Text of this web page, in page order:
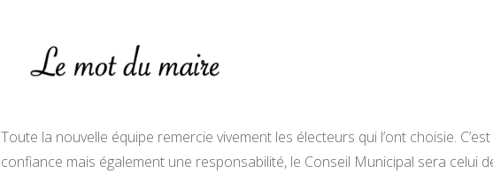
Toute la nouvelle équipe remercie vivement les électeurs qui l’ont choisie.
confiance mais également une responsabilité, le Conseil Municipal sera celui